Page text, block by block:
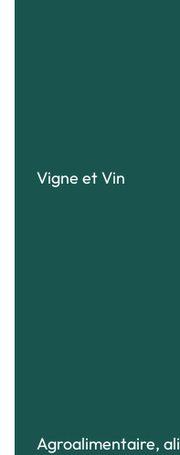
Vigne et Vin
Agroalimentaire,